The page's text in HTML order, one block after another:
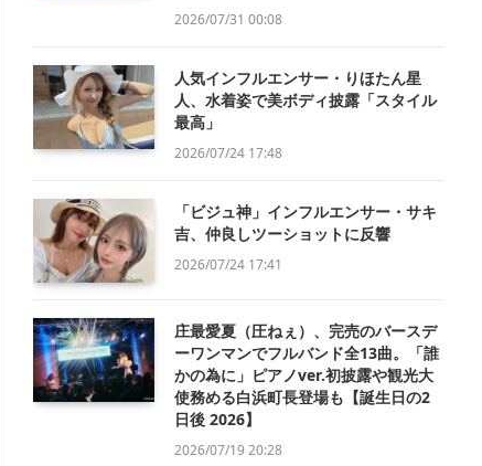
2026/07/31 00:08
人気インフルエンサー・りほたん星
人、水着姿で美ボディ披露「スタイル
最高」
2026/07/24 17:48
「ビジュ神」インフルエンサー・サキ
吉、仲良しツーショットに反響
2026/07/24 17:41
庄最愛夏（圧ねぇ）、完売のバースデ
ーワンマンでフルバンド全13曲。「誰
かの為に」ピアノver.初披露や観光大
使務める白浜町長登場も【誕生日の2
日後 2026】
2026/07/19 20:28